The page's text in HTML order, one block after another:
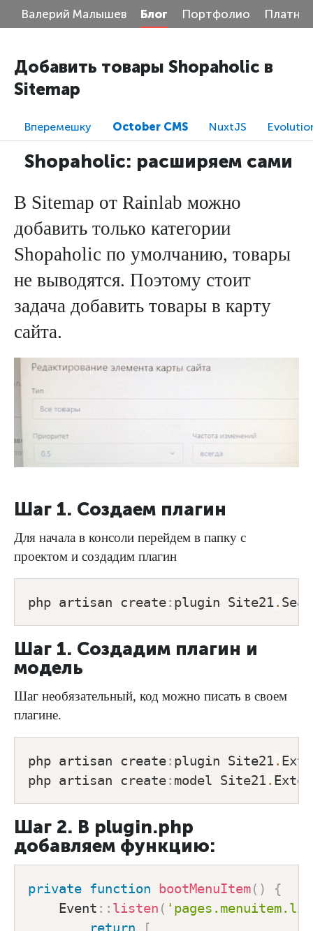
Валерий Малышев Блог Портфолио
Добавить товары Shopaholic в
Sitemap
В Sitemap от Rainlab можно
добавить только категории
Shopaholic по умолчанию, товары
не выводятся. Поэтому стоит
задача добавить товары в карту
сайта.
Шаг 1. Создаем плагин
Для начала в консоли перейдем в папку с
проектом и создадим плагин
php artisan create: plugin Site21.
Шаг 1. Создадим плагин и
модель
Шаг необязательный, код можно писать в своем
плагине.
php artisan create: plugin Site21.
php artisan create: model Site21.
Шаг 2. В plugin.php
добавляем функцию:
private function bootMenuItem( )
{
Event :: listen (
return
[
Вперемешку October CMS NuxtJS
Shopaholic: расширяем сами